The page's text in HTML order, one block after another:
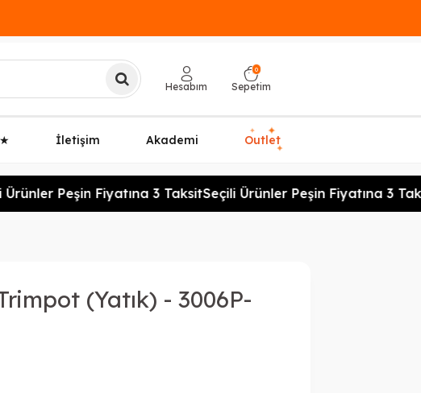
Hesabım
0
Sepetim
İletişim Akademi Outlet
✦ ✦
✦
Peşin Fiyatına 3 TaksitSeçili Ürünler Peşin Fiyatına 3
(Yatık) - 3006P-